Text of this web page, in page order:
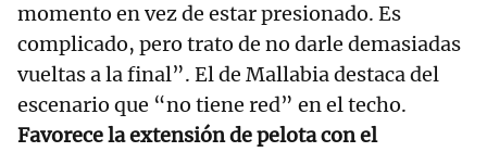
momento en vez de estar presionado. Es
complicado, pero trato de no darle demasiadas
vueltas a la final”. El de Mallabia destaca del
escenario que “no tiene red” en el techo.
Favorece la extensión de pelota con el